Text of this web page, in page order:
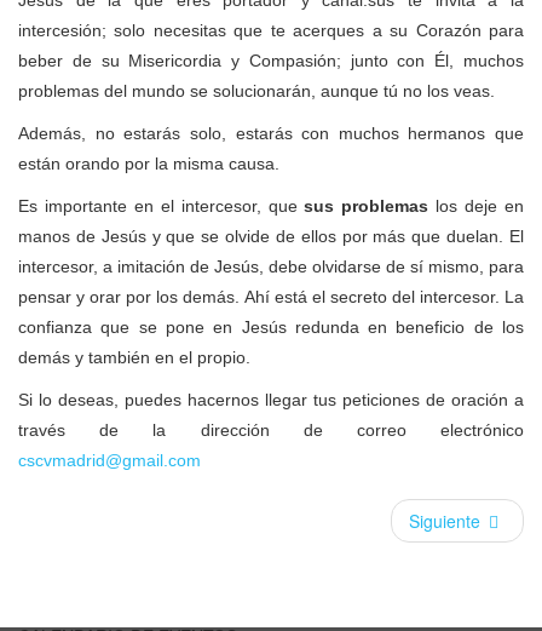
intercesión; solo necesitas que te acerques a su Corazón para
beber de su Misericordia y Compasión; junto con Él, muchos
problemas del mundo se solucionarán, aunque tú no los veas.
Además, no estarás solo, estarás con muchos hermanos que
están orando por la misma causa.
Es importante en el intercesor, que sus problemas los deje en
manos de Jesús y que se olvide de ellos por más que duelan. El
intercesor, a imitación de Jesús, debe olvidarse de sí mismo, para
pensar y orar por los demás. Ahí está el secreto del intercesor. La
confianza que se pone en Jesús redunda en beneficio de los
demás y también en el propio.
Si lo deseas, puedes hacernos llegar tus peticiones de oración a
través de la dirección de correo electrónico
cscvmadrid@gmail.com
Siguiente